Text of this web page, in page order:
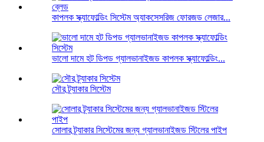
কাপলক স্ক্যাফোল্ডিং সিস্টেম অ্যাকসেসরিজ ফোরজড লেজার...
ভালো দামে হট ডিপড গ্যালভানাইজড কাপলক স্ক্যাফোল্ডিং...
সৌর ট্র্যাকার সিস্টেম
সোলার ট্র্যাকার সিস্টেমের জন্য গ্যালভানাইজড স্টিলের পাইপ